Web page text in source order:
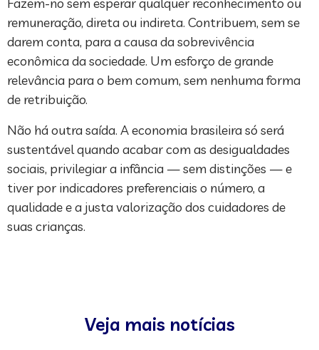
remuneração, direta ou indireta. Contribuem, sem se
darem conta, para a causa da sobrevivência
econômica da sociedade. Um esforço de grande
relevância para o bem comum, sem nenhuma forma
de retribuição.
Não há outra saída. A economia brasileira só será
sustentável quando acabar com as desigualdades
sociais, privilegiar a infância — sem distinções — e
tiver por indicadores preferenciais o número, a
qualidade e a justa valorização dos cuidadores de
suas crianças.
Veja mais notícias